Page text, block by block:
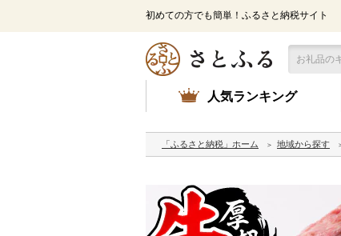
初めての方でも簡単！ふるさと納税サイト
人気ランキング
「ふるさと納税」ホーム 地域から探す